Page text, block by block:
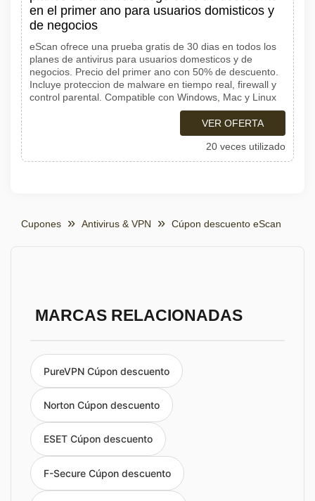
en el primer ano para usuarios domisticos y
de negocios
eScan ofrece una prueba gratis de 30 dias en todos los
planes de antivirus para usuarios domesticos y de
negocios. Precio del primer ano con 50% de descuento.
Incluye proteccion de malware en tiempo real, firewall y
control parental. Compatible con Windows, Mac y Linux
VER OFERTA
20 veces utilizado
Cupones Antivirus & VPN Cúpon descuento eScan
MARCAS RELACIONADAS
PureVPN Cúpon descuento
Norton Cúpon descuento
ESET Cúpon descuento
F-Secure Cúpon descuento